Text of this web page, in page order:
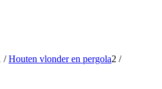
/ Houten vlonder en pergola2 /